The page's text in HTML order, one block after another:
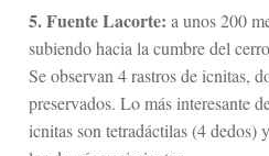
5. Fuente Lacorte: a unos 200
subiendo hacia la cumbre del
Se observan 4 rastros de icnitas,
preservados. Lo más interesante
icnitas son tetradáctilas (4 dedos)